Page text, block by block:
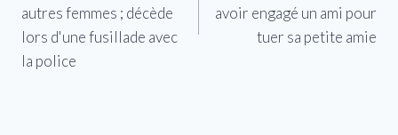
l’article
autres femmes ; décède
lors d'une fusillade avec
la police
avoir engagé un ami pour
tuer sa petite amie